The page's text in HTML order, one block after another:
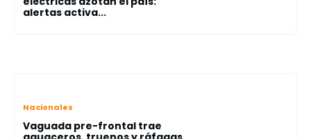
alertas activa...
Nacionales
Vaguada pre-frontal trae